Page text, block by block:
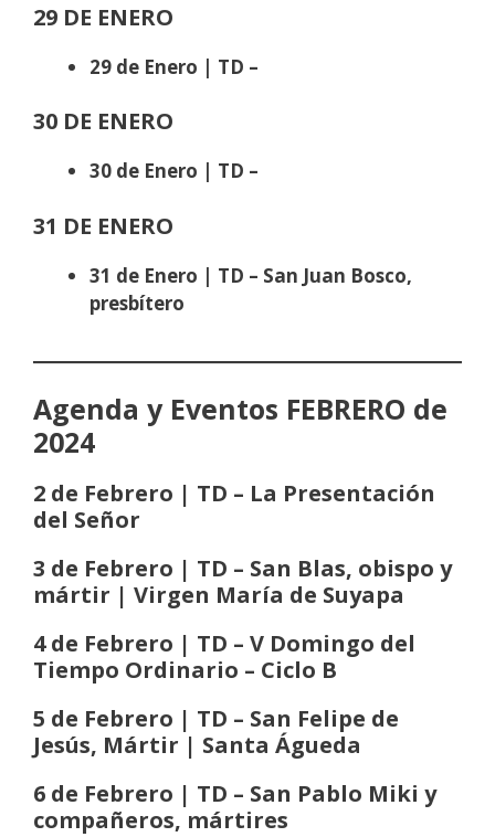
29 DE ENERO
29 de Enero | TD –
30 DE ENERO
30 de Enero | TD –
31 DE ENERO
31 de Enero | TD – San Juan Bosco,
presbítero
Agenda y Eventos FEBRERO de
2024
2 de Febrero | TD – La Presentación
del Señor
3 de Febrero | TD – San Blas, obispo y
mártir | Virgen María de Suyapa
4 de Febrero | TD – V Domingo del
Tiempo Ordinario – Ciclo B
5 de Febrero | TD – San Felipe de
Jesús, Mártir | Santa Águeda
6 de Febrero | TD – San Pablo Miki y
compañeros, mártires